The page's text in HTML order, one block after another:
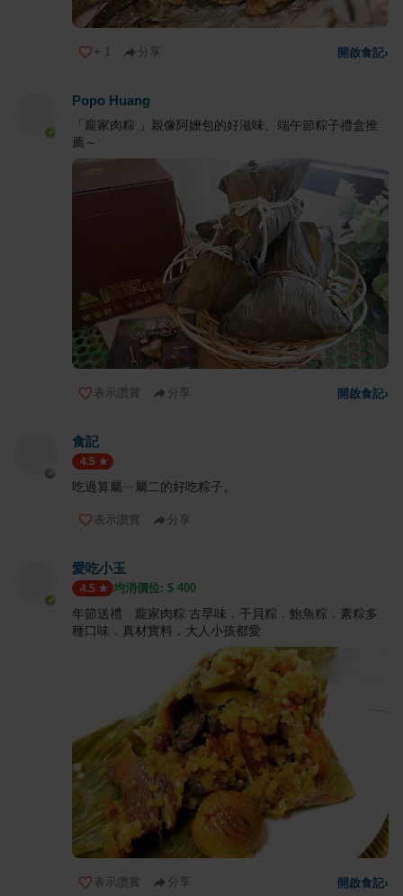
+ 1 分享 開啟食記›
Popo Huang
「龐家肉粽 」親像阿嬤包的好滋味、端午節粽子禮盒推
薦～
表示讚賞 分享 開啟食記›
食記
4.5
吃過算屬ㄧ屬二的好吃粽子。
表示讚賞 分享
愛吃小玉
4.5 均消價位: $ 400
年節送禮 龐家肉粽 古早味．干貝粽．鮑魚粽．素粽多
種口味．真材實料．大人小孩都愛
表示讚賞 分享 開啟食記›